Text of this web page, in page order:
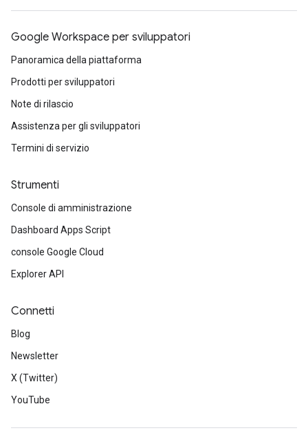
Google Workspace per sviluppatori
Panoramica della piattaforma
Prodotti per sviluppatori
Note di rilascio
Assistenza per gli sviluppatori
Termini di servizio
Strumenti
Console di amministrazione
Dashboard Apps Script
console Google Cloud
Explorer API
Connetti
Blog
Newsletter
X (Twitter)
YouTube